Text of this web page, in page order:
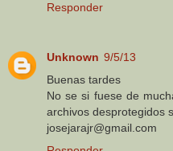
Responder
Unknown 9/5/13
Buenas tardes
No se si fuese de
archivos desprotegidos
josejarajr@gmail.com